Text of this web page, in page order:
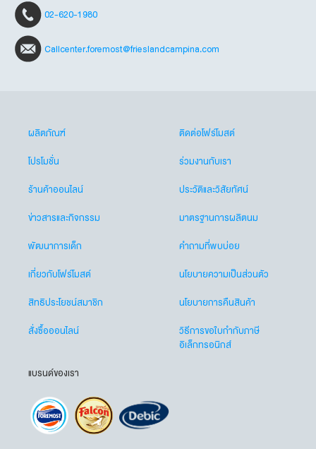
02-620-1980
Callcenter.foremost@frieslandcampina.com
ผลิตภัณฑ์
โปรโมชั่น
ร้านค้าออนไลน์
ข่าวสารและกิจกรรม
พัฒนาการเด็ก
เกี่ยวกับโฟร์โมสต์
สิทธิประโยชน์สมาชิก
สั่งซื้อออนไลน์
ติดต่อโฟร์โมสต์
ร่วมงานกับเรา
ประวัติและวิสัยทัศน์
มาตรฐานการผลิตนม
คำถามที่พบบ่อย
นโยบายความเป็นส่วนตัว
นโยบายการคืนสินค้า
วิธีการขอใบกำกับภาษี
อิเล็กทรอนิกส์
แบรนด์ของเรา